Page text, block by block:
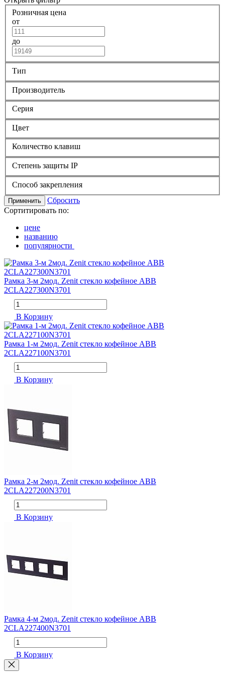
Розничная цена
от
до
Тип
Производитель
Серия
Цвет
Количество клавиш
Степень защиты IP
Способ закрепления
Применить
Сбросить
Сортитировать по:
цене
названию
популярности
Рамка 3-м 2мод. Zenit стекло кофейное ABB
2CLA227300N3701
В Корзину
Рамка 1-м 2мод. Zenit стекло кофейное ABB
2CLA227100N3701
В Корзину
Рамка 2-м 2мод. Zenit стекло кофейное ABB
2CLA227200N3701
В Корзину
Рамка 4-м 2мод. Zenit стекло кофейное ABB
2CLA227400N3701
В Корзину